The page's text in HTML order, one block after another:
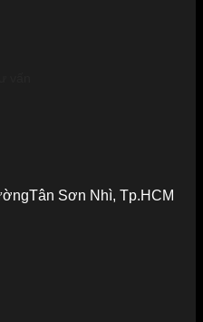
Sơn Nhì, Tp.HCM